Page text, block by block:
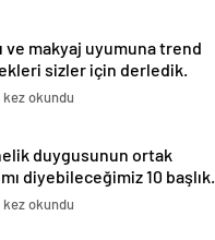
ve makyaj uyumuna trend
sizler için derledik.
kez okundu
duygusunun ortak
diyebileceğimiz 10 başlık.
kez okundu